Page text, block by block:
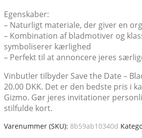
Egenskaber:
– Naturligt materiale, der giver en
– Kombination af bladmotiver og
symboliserer kærlighed
– Perfekt til at annoncere jeres
Vinbutler tilbyder Save the Date –
20.00 DKK. Det er den bedste pris i
Gizmo. Gør jeres invitationer
stilfulde kort.
Varenummer (SKU): 8b59ab10340d